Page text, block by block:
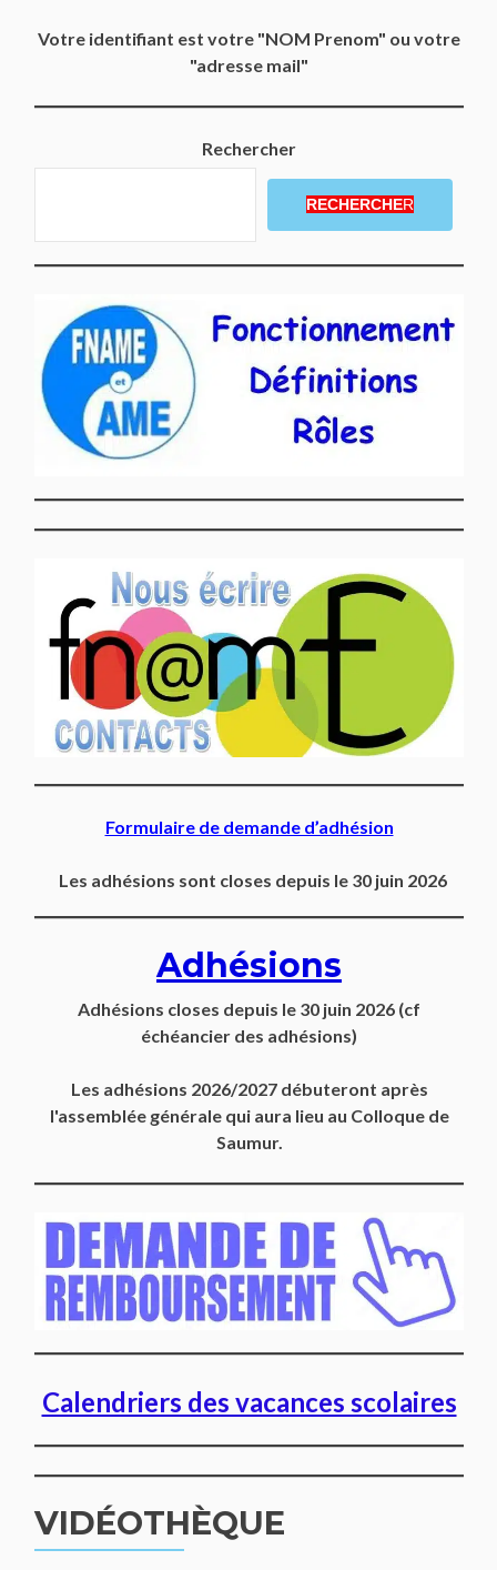
Votre identifiant est votre "NOM Prenom" ou votre
"adresse mail"
Rechercher
RECHERCHER
Formulaire de demande d’adhésion
Les adhésions sont closes depuis le 30 juin 2026
Adhésions
Adhésions closes depuis le 30 juin 2026 (cf
échéancier des adhésions)
Les adhésions 2026/2027 débuteront après
l'assemblée générale qui aura lieu au Colloque de
Saumur.
Calendriers des vacances scolaires
VIDÉOTHÈQUE